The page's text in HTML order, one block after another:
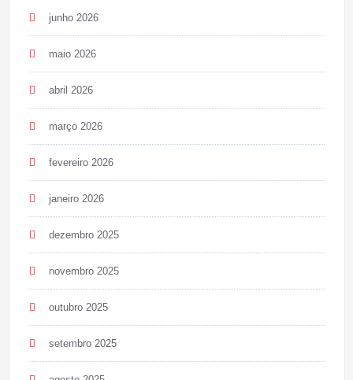
junho 2026
maio 2026
abril 2026
março 2026
fevereiro 2026
janeiro 2026
dezembro 2025
novembro 2025
outubro 2025
setembro 2025